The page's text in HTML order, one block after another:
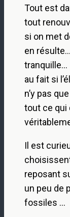
Tout est
tout
si on met
en
tranquille…
au fait si
n’y pas
tout ce qui
Il est
reposant
un peu de
fossiles …